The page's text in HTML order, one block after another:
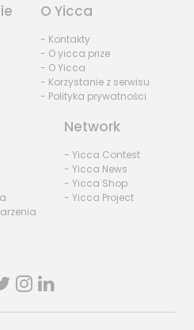
O Yicca
- Kontakty
- O yicca prize
- O Yicca
- Korzystanie z serwisu
- Polityka prywatności
Network
- Yicca Contest
- Yicca News
- Yicca Shop
- Yicca Project